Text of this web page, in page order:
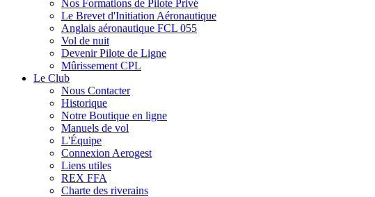
Nos Formations de Pilote Privé
Le Brevet d'Initiation Aéronautique
Anglais aéronautique FCL 055
Vol de nuit
Devenir Pilote de Ligne
Mûrissement CPL
Le Club
Nous Contacter
Historique
Notre Boutique en ligne
Manuels de vol
L'Équipe
Connexion Aerogest
Liens utiles
REX FFA
Charte des riverains